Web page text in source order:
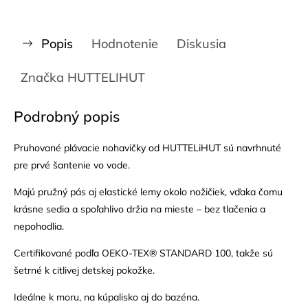
Popis Hodnotenie Diskusia
Značka HUTTELIHUT
Podrobný popis
Pruhované plávacie nohavičky od HUTTELiHUT sú navrhnuté
pre prvé šantenie vo vode.
Majú pružný pás aj elastické lemy okolo nožičiek, vďaka čomu
krásne sedia a spoľahlivo držia na mieste – bez tlačenia a
nepohodlia.
Certifikované podľa OEKO-TEX® STANDARD 100, takže sú
šetrné k citlivej detskej pokožke.
Ideálne k moru, na kúpalisko aj do bazéna.